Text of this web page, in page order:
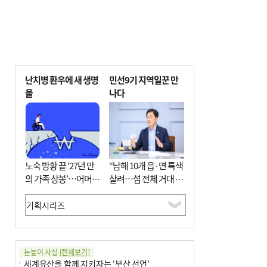
난치병 환우에 새 생명
을
노숙 방황 끝 ‘27년 만
의 가족 상봉’…어머니
와 행복 꿈꿔
민선9기 지역일꾼 만
나다
“남해 10개 읍·면 특색
살려…섬 전체 거대 정
원으로 조성”
눈높이 사설 [전체보기]
세계유산을 함께 지키자는 ‘부산 선언’